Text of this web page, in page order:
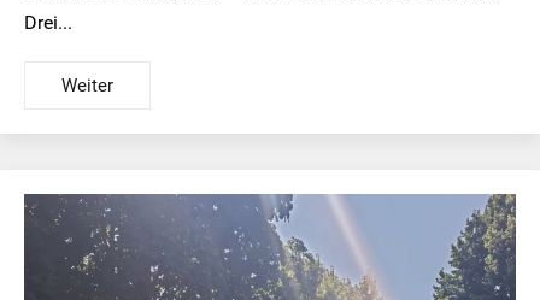
Drei...
Weiter